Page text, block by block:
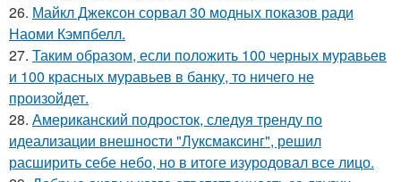
26. Майкл Джексон сорвал 30 модных показов ради
Наоми Кэмпбелл.
27. Таким образом, если положить 100 черных муравьев
и 100 красных муравьев в банку, то ничего не
произойдет.
28. Американский подросток, следуя тренду по
идеализации внешности "Луксмаксинг", решил
расширить себе небо, но в итоге изуродовал все лицо.